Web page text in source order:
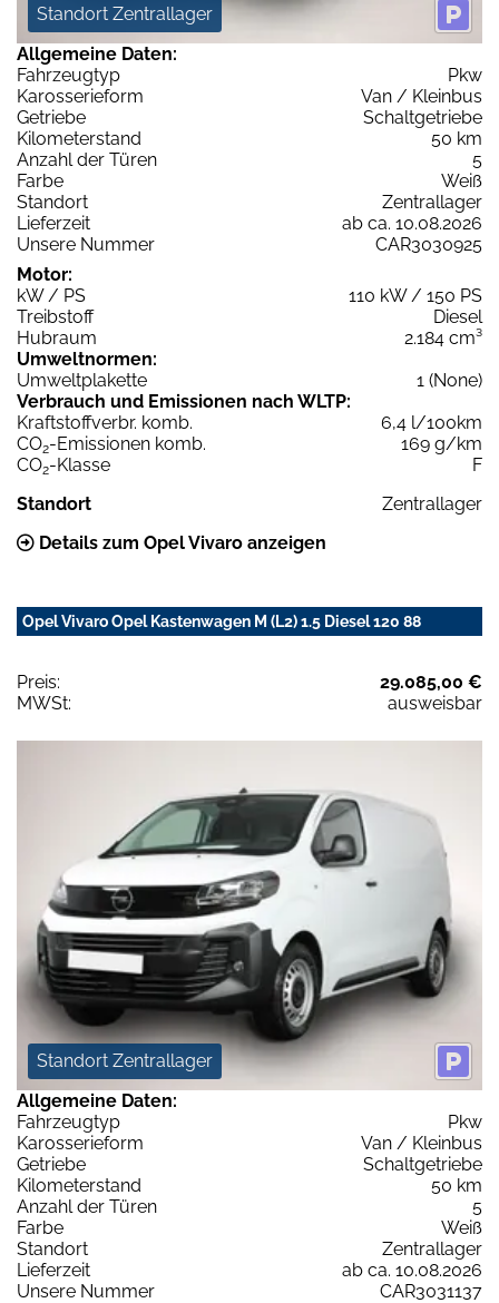
Standort Zentrallager
Allgemeine Daten:
Fahrzeugtyp
Pkw
Karosserieform
Van / Kleinbus
Getriebe
Schaltgetriebe
Kilometerstand
50 km
Anzahl der Türen
5
Farbe
Weiß
Standort
Zentrallager
Lieferzeit
ab ca. 10.08.2026
Unsere Nummer
CAR3030925
Motor:
kW / PS
110 kW / 150 PS
Treibstoff
Diesel
Hubraum
2.184 cm³
Umweltnormen:
Umweltplakette
1 (None)
Verbrauch und Emissionen nach WLTP:
Kraftstoffverbr. komb.
6,4 l/100km
CO2-Emissionen komb.
169 g/km
CO2-Klasse
F
Standort
Zentrallager
Details zum Opel Vivaro anzeigen
Opel Vivaro Opel Kastenwagen M (L2) 1.5 Diesel 120 88
Preis:
29.085,00 €
MWSt:
ausweisbar
Standort Zentrallager
Allgemeine Daten:
Fahrzeugtyp
Pkw
Karosserieform
Van / Kleinbus
Getriebe
Schaltgetriebe
Kilometerstand
50 km
Anzahl der Türen
5
Farbe
Weiß
Standort
Zentrallager
Lieferzeit
ab ca. 10.08.2026
Unsere Nummer
CAR3031137